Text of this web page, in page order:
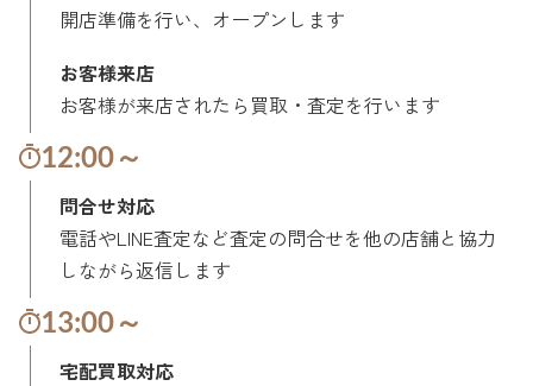
開店準備を行い、オープンします
お客様来店
お客様が来店されたら買取・査定を行います
12:00～
問合せ対応
電話やLINE査定など査定の問合せを他の店舗と協力
しながら返信します
13:00～
宅配買取対応